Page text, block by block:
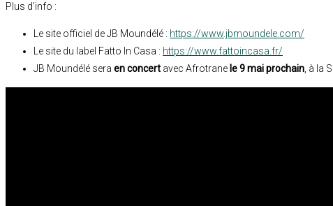
Plus d’info :
Le site officiel de JB Moundélé : https://www.jbmoundele.com/
Le site du label Fatto In Casa : https://www.fattoincasa.fr/
JB Moundélé sera en concert avec Afrotrane le 9 mai prochain, à la